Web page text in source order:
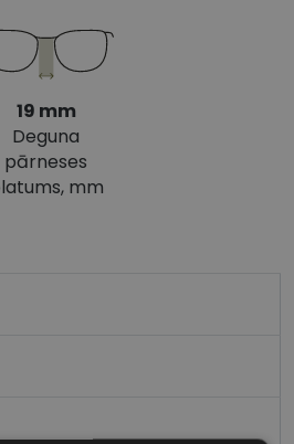
19 mm
Deguna
pārneses
mm